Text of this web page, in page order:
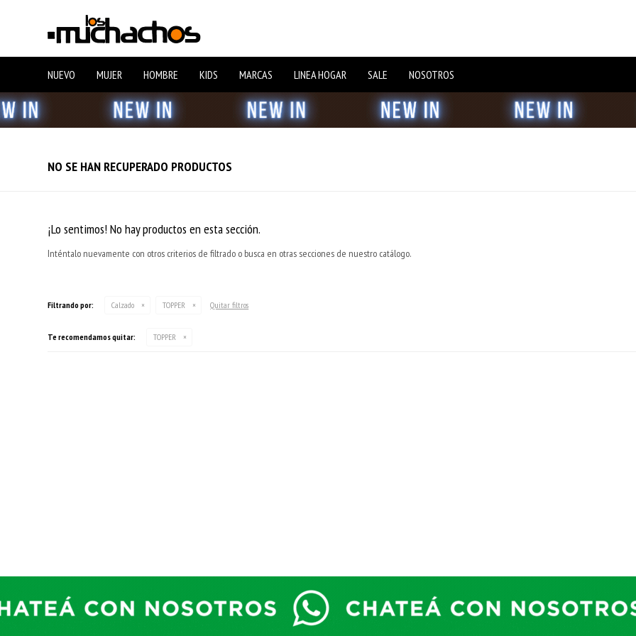
NUEVO MUJER HOMBRE KIDS MARCAS LINEA HOGAR SALE NOSOTROS
NO SE HAN RECUPERADO PRODUCTOS
¡Lo sentimos! No hay productos en esta sección.
Inténtalo nuevamente con otros criterios de filtrado o busca en otras secciones de nuestro catálogo.
Filtrando por: Calzado TOPPER Quitar filtros
Te recomendamos quitar: TOPPER